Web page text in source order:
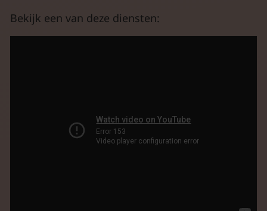
Bekijk een van deze diensten: